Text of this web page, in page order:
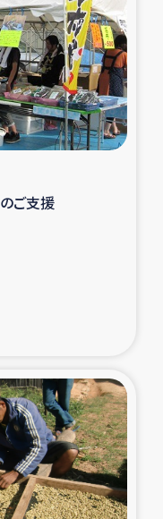
者支援
事業
生活再建支援
民支援事業
・津波被災者支援
の生活再建支援
災者支援
・リサイクル・プロ
ご支援